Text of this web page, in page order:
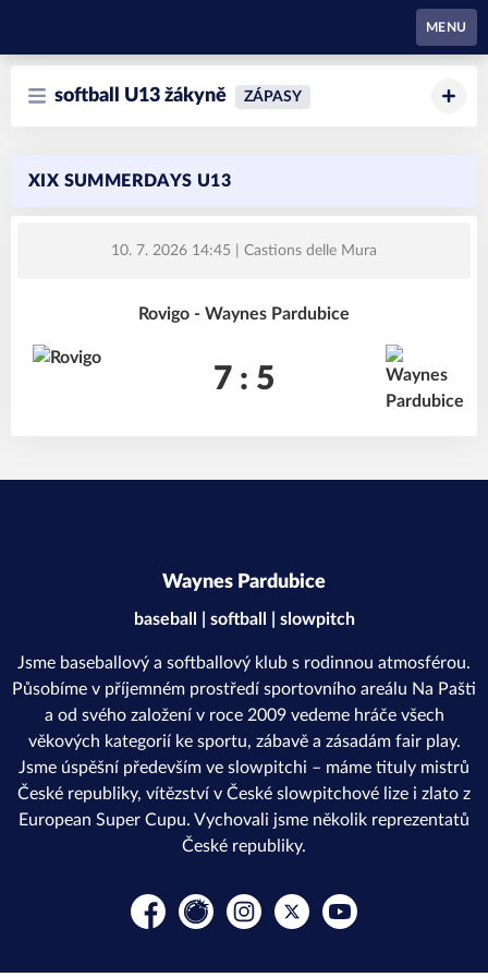
MENU
softball U13 žákyně ZÁPASY
XIX SUMMERDAYS U13
10. 7. 2026 14:45 | Castions delle Mura
Rovigo - Waynes Pardubice
7 : 5
Waynes Pardubice
baseball | softball | slowpitch
Jsme baseballový a softballový klub s rodinnou atmosférou.
Působíme v příjemném prostředí sportovního areálu Na Pašti
a od svého založení v roce 2009 vedeme hráče všech
věkových kategorií ke sportu, zábavě a zásadám fair play.
Jsme úspěšní především ve slowpitchi – máme tituly mistrů
České republiky, vítězství v České slowpitchové lize i zlato z
European Super Cupu. Vychovali jsme několik reprezentatů
České republiky.
Facebook
Rajče InstagramPlatform X
YouTube